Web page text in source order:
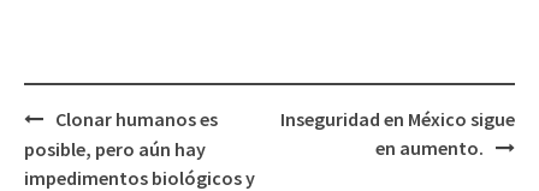
Post
navigation
Clonar humanos es
posible, pero aún hay
impedimentos biológicos y
Inseguridad en México sigue
en aumento.